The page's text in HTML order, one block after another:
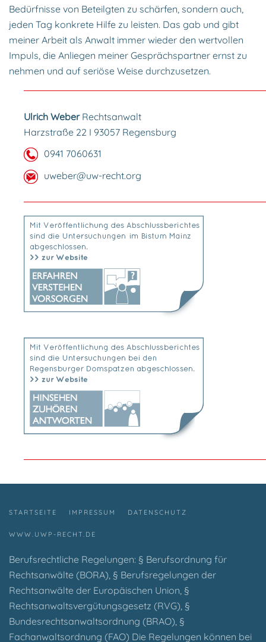
Bedürfnisse von Beteilgten zu schärfen, sondern auch,
jeden Tag konkrete Hilfe zu leisten. Das gab und gibt
meiner Arbeit als Anwalt immer wieder den wertvollen
Impuls, die Anliegen meiner Gesprächspartner ernst zu
nehmen und auf seriöse Weise durchzusetzen.
Ulrich WeberRechtsanwalt
Harzstraße 22 I 93057 Regensburg
0941 7060631
uweber@uw-recht.org
STARTSEITE IMPRESSUM DATENSCHUTZ
WWW.UWP-RECHT.DE
Berufsrechtliche Regelungen: § Berufsordnung für
Rechtsanwälte (BORA), § Berufsregelungen der
Rechtsanwälte der Europäischen Union, §
Rechtsanwaltsvergütungsgesetz (RVG), §
Bundesrechtsanwaltsordnung (BRAO), §
Fachanwaltsordnung (FAO) Die Regelungen können bei